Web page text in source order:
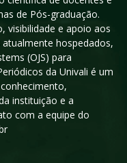
de Pós-graduação.
visibilidade e apoio aos
hospedados,
(OJS) para
da Univali é um
instituição e a
com a equipe do